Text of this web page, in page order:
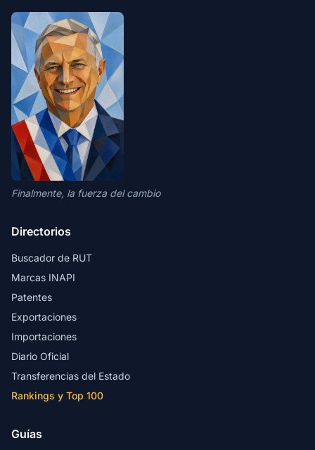
Finalmente, la fuerza del cambio
Directorios
Buscador de RUT
Marcas INAPI
Patentes
Exportaciones
Importaciones
Diario Oficial
Transferencias del Estado
Rankings y Top 100
Guías